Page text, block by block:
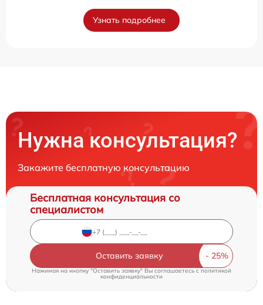
Узнать подробнее
Нужна консультация?
Закажите бесплатную консультацию
Бесплатная консультация со
специалистом
Оставить заявку
Нажимая на кнопку "Оставить заявку" Вы соглашаетесь c политикой
конфиденциальности